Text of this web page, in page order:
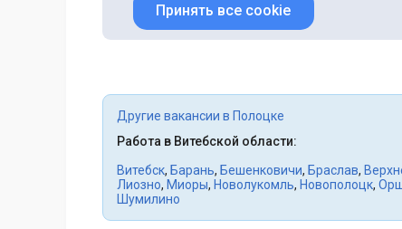
Принять все cookie
Другие вакансии в Полоцке
Работа в Витебской области:
Витебск, Барань, Бешенковичи, Браслав,
Лиозно, Миоры, Новолукомль, Новополоцк,
Шумилино